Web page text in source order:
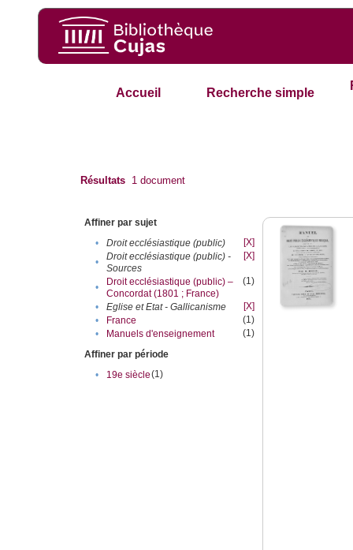
Accueil Recherche simple
Résultats 1 document
Affiner par sujet
•
Droit ecclésiastique (public)
[X]
•
Droit ecclésiastique (public) -
Sources
[X]
•
Droit ecclésiastique (public) –
Concordat (1801 ; France)
(1)
• Eglise et Etat - Gallicanisme
[X]
•
France
(1)
•
Manuels d'enseignement
(1)
Affiner par période
•
19e siècle(1)